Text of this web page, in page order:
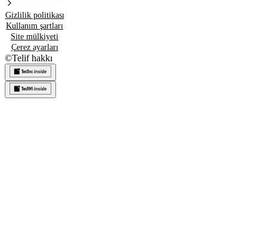
Gizlilik politikası
Kullanım şartları
Site mülkiyeti
Çerez ayarları
©Telif hakkı